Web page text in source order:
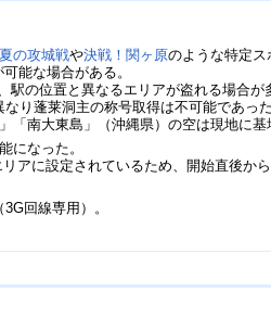
夏の攻城戦や決戦！関ヶ原のような特定
能な場合がある。
駅の位置と異なるエリアが盗れる場合が
り蓬莱洞主の称号取得は不可能であ
「南大東島」（沖縄県）の空は現地に
になった。
アに設定されているため、開始直後
回線専用）。